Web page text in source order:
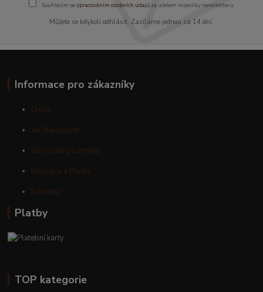
Souhlasím se zpracováním osobních údajůza účelem rozesílky newsletteru.
Můžete se kdykoli odhlásit. Zasíláme jednou za 14 dní.
Informace pro zákazníky
O nás
Jak Nakupovat
Obchodní podmínky
Doprava a Platby
Kontakty
Platby
TOP kategorie